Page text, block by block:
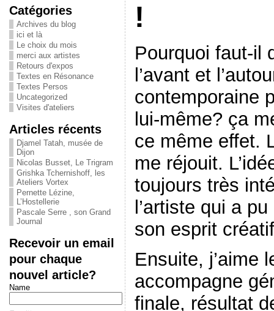
Catégories
Archives du blog
ici et là
Le choix du mois
merci aux artistes
Retours d'expos
Textes en Résonance
Textes Persos
Uncategorized
Visites d'ateliers
Articles récents
Djamel Tatah, musée de
Dijon
Nicolas Busset, Le Trigram
Grishka Tchernishoff, les
Ateliers Vortex
Pernette Lézine,
L’Hostellerie
Pascale Serre , son Grand
Journal
Recevoir un email
pour chaque
nouvel article?
Name
!
Pourquoi faut-il
l’avant et
contemporaine
lui-même? ça
ce même effet.
me réjouit.
toujours très
l’artiste qui a
son esprit
Ensuite, j’aime
accompagne
finale, résultat